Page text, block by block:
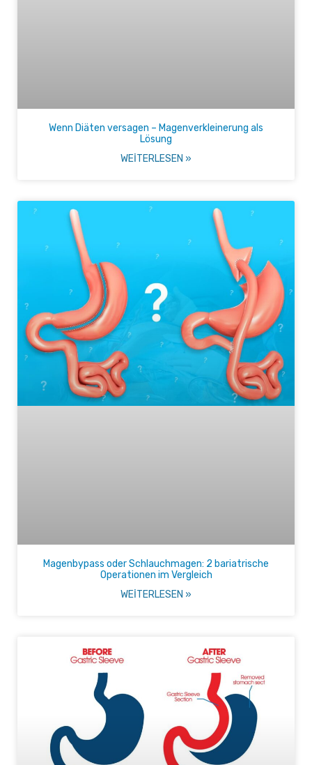
Wenn Diäten versagen – Magenverkleinerung als
Lösung
WEITERLESEN »
Magenbypass oder Schlauchmagen: 2 bariatrische
Operationen im Vergleich
WEITERLESEN »